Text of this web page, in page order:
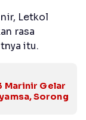
Letkol
rasa
itu.
Marinir Gelar
Sorong